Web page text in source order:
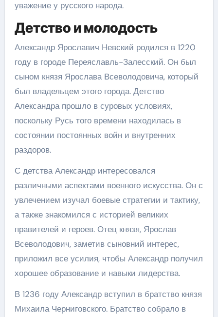
уважение у русского народа.
Детство и молодость
Александр Ярославич Невский родился в 1220
году в городе Переяславль-Залесский. Он был
сыном князя Ярослава Всеволодовича, который
был владельцем этого города. Детство
Александра прошло в суровых условиях,
поскольку Русь того времени находилась в
состоянии постоянных войн и внутренних
раздоров.
С детства Александр интересовался
различными аспектами военного искусства. Он с
увлечением изучал боевые стратегии и тактику,
а также знакомился с историей великих
правителей и героев. Отец князя, Ярослав
Всеволодович, заметив сыновний интерес,
приложил все усилия, чтобы Александр получил
хорошее образование и навыки лидерства.
В 1236 году Александр вступил в братство князя
Михаила Черниговского. Братство собрало в